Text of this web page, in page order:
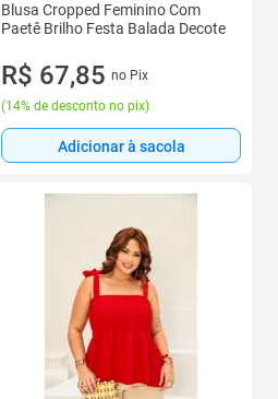
Blusa Cropped Feminino Com
Paetê Brilho Festa Balada Decote
R$ 67,85 no Pix
(14% de desconto no pix)
Adicionar à sacola